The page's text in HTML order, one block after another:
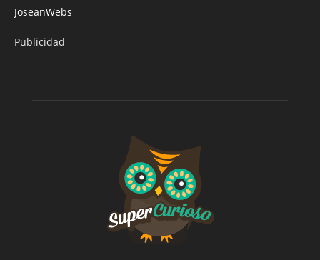
JoseanWebs
Publicidad